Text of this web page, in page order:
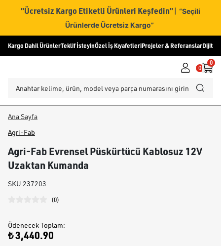
“Ücretsiz Kargo Etiketli Ürünleri Keşfedin” | “Seçili
Ürünlerde Ücretsiz Kargo”
Kargo Dahil ÜrünlerTeklif İsteyinÖzel İş KıyafetleriProjeler & ReferanslarDijital
0
0
Ana Sayfa
Agri-Fab
Agri-Fab Evrensel Püskürtücü Kablosuz 12V
Uzaktan Kumanda
SKU 237203
(0)
Ödenecek Toplam:
₺ 3,440.90